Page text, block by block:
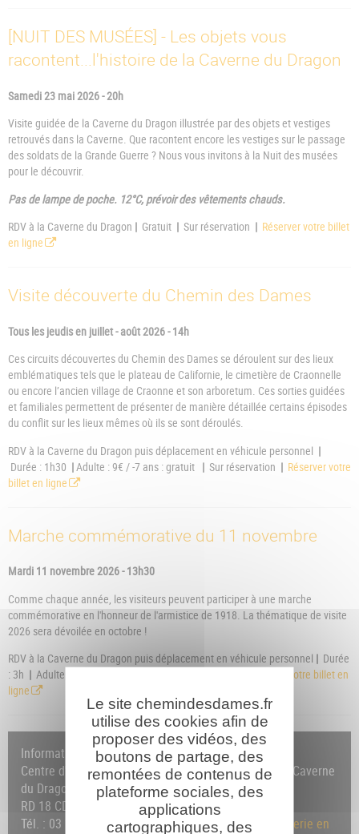
[NUIT DES MUSÉES] - Les objets vous
racontent...l'histoire de la Caverne du Dragon
Samedi 23 mai 2026 - 20h
Visite guidée de la Caverne du Dragon illustrée par des objets et vestiges
retrouvés dans la Caverne. Que racontent encore les vestiges sur le passage
des soldats de la Grande Guerre ? Nous vous invitons à la Nuit des musées
pour le découvrir.
Pas de lampe de poche. 12°C, prévoir des vêtements chauds.
RDV à la Caverne du Dragon | Gratuit | Sur réservation | Réserver votre billet
en ligne
Visite découverte du Chemin des Dames
Tous les jeudis en juillet - août 2026 - 14h
Ces circuits découvertes du Chemin des Dames se déroulent sur des lieux
emblématiques tels que le plateau de Californie, le cimetière de Craonnelle
ou encore l’ancien village de Craonne et son arboretum. Ces sorties guidées
et familiales permettent de présenter de manière détaillée certains épisodes
du conflit sur les lieux mêmes où ils se sont déroulés.
RDV à la Caverne du Dragon puis déplacement en véhicule personnel |
Durée : 1h30 | Adulte : 9€ / -7 ans : gratuit | Sur réservation | Réserver votre
billet en ligne
Marche commémorative du 11 novembre
Mardi 11 novembre 2026 - 13h30
Comme chaque année, les visiteurs peuvent participer à une marche
commémorative en l'honneur de l'armistice de 1918. La thématique de visite
2026 sera dévoilée en octobre !
RDV à la Caverne du Dragon puis déplacement en véhicule personnel | Durée
: 3h | Adulte : 9€ / -7 ans : gratuit
Réserver votre billet en
ligne
Informations et réservation :
Centre d'Accueil du Visiteur du Chemin des Dames • Caverne
du Dragon
RD 18 CD - 02160 OULCHES-LA-VALLÉE-FOULON
Tél. : 03 23 25 14 18 /Formulaire de contact/
Billetterie en
Le site chemindesdames.fr
utilise des cookies afin de
proposer des vidéos, des
boutons de partage, des
remontées de contenus de
plateforme sociales, des
applications
cartographiques, des